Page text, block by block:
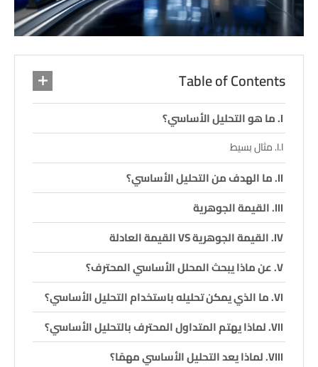
Table of Contents
ما هو التحليل الأساسي؟
مثال بسيط
ما الهدف من التحليل الأساسي؟
القيمة الجوهرية
القيمة الجوهرية VS القيمة العادلة
عن ماذا يبحث المحلل الأساسي المحترف؟
ما الذي يمكن تحليله باستخدام التحليل الأساسي؟
لماذا يهتم المتداول المحترف بالتحليل الأساسي؟
لماذا يعد التحليل الأساسي مهمًا؟